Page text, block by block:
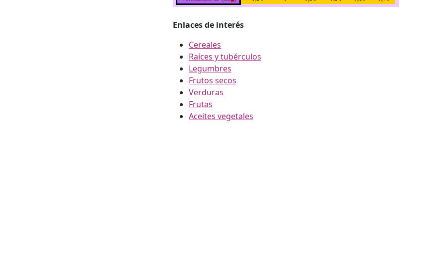
Enlaces de interés
Cereales
Raíces y tubérculos
Legumbres
Frutos secos
Verduras
Frutas
Aceites vegetales